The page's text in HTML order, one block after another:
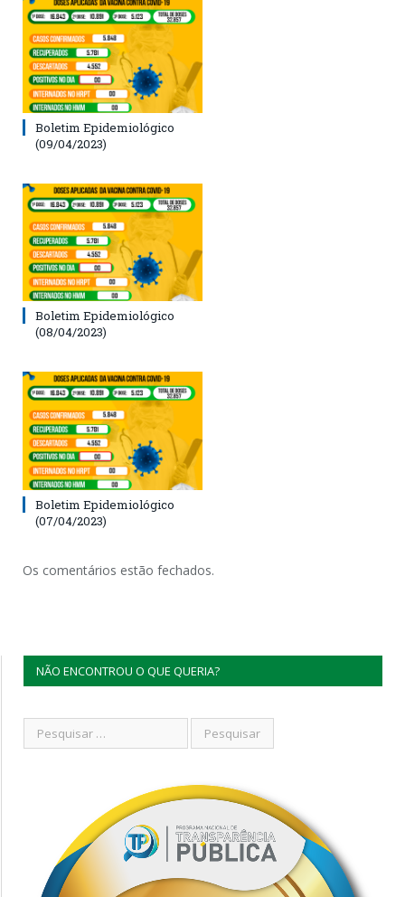
Boletim Epidemiológico
(09/04/2023)
Boletim Epidemiológico
(08/04/2023)
Boletim Epidemiológico
(07/04/2023)
Os comentários estão fechados.
NÃO ENCONTROU O QUE QUERIA?